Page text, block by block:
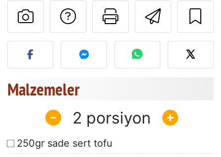
Bu sayfayı
Tarif sahibine bir
Bu tarifin fotoğrafını
Malzemeler
2
250gr sade sert tofu